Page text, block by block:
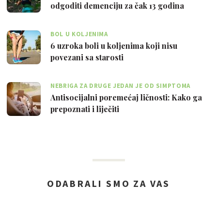
odgoditi demenciju za čak 13 godina
BOL U KOLJENIMA
6 uzroka boli u koljenima koji nisu
povezani sa starosti
NEBRIGA ZA DRUGE JEDAN JE OD SIMPTOMA
Antisocijalni poremećaj ličnosti: Kako ga
prepoznati i liječiti